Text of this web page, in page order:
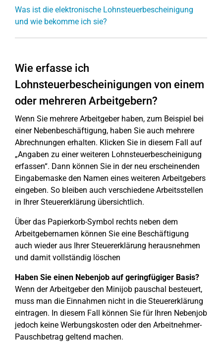
Was ist die elektronische Lohnsteuerbescheinigung
und wie bekomme ich sie?
Wie erfasse ich
Lohnsteuerbescheinigungen von einem
oder mehreren Arbeitgebern?
Wenn Sie mehrere Arbeitgeber haben, zum Beispiel bei
einer Nebenbeschäftigung, haben Sie auch mehrere
Abrechnungen erhalten. Klicken Sie in diesem Fall auf
„Angaben zu einer weiteren Lohnsteuerbescheinigung
erfassen“. Dann können Sie in der neu erscheinenden
Eingabemaske den Namen eines weiteren Arbeitgebers
eingeben. So bleiben auch verschiedene Arbeitsstellen
in Ihrer Steuererklärung übersichtlich.
Über das Papierkorb-Symbol rechts neben dem
Arbeitgebernamen können Sie eine Beschäftigung
auch wieder aus Ihrer Steuererklärung herausnehmen
und damit vollständig löschen
Haben Sie einen Nebenjob auf geringfügiger Basis?
Wenn der Arbeitgeber den Minijob pauschal besteuert,
muss man die Einnahmen nicht in die Steuererklärung
eintragen. In diesem Fall können Sie für Ihren Nebenjob
jedoch keine Werbungskosten oder den Arbeitnehmer-
Pauschbetrag geltend machen.